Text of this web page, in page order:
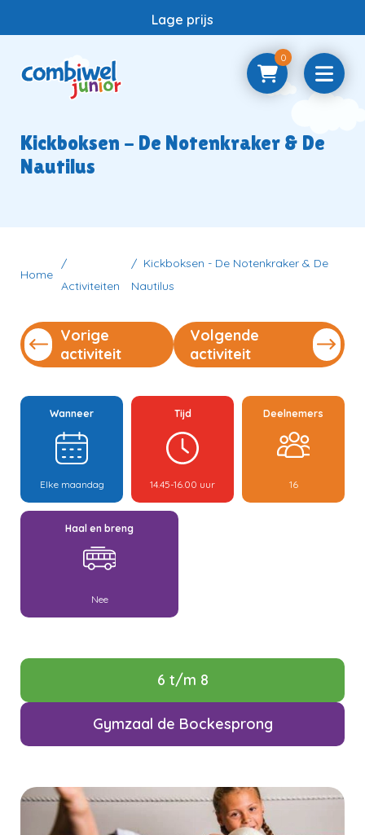
Lage prijs
0
Kickboksen - De Notenkraker & De
Nautilus
Home
Activiteiten
Kickboksen - De Notenkraker & De
Nautilus
Vorige
activiteit
Volgende
activiteit
Wanneer
Elke maandag
Tijd
14.45-16.00 uur
Deelnemers
16
Haal en breng
Nee
6 t/m 8
Gymzaal de Bockesprong